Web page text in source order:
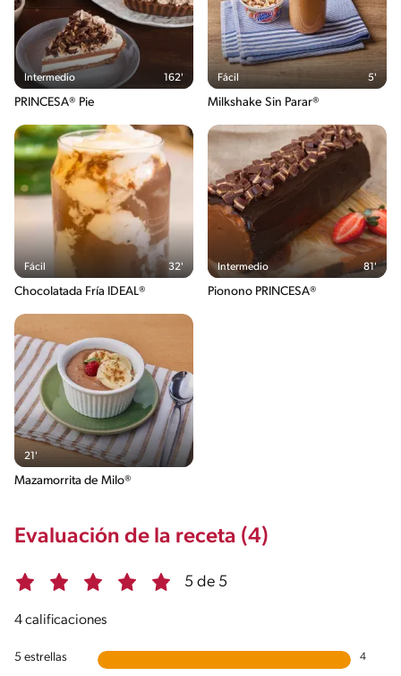
Intermedio 162'
PRINCESA® Pie
Fácil 5'
Milkshake Sin Parar®
Fácil 32'
Chocolatada Fría IDEAL®
Intermedio 81'
Pionono PRINCESA®
21'
Mazamorrita de Milo®
Evaluación de la receta (4)
5 de 5
4 calificaciones
5 estrellas 4